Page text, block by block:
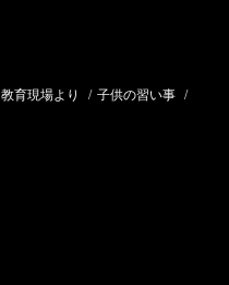
教育現場より / 子供の習い事 /